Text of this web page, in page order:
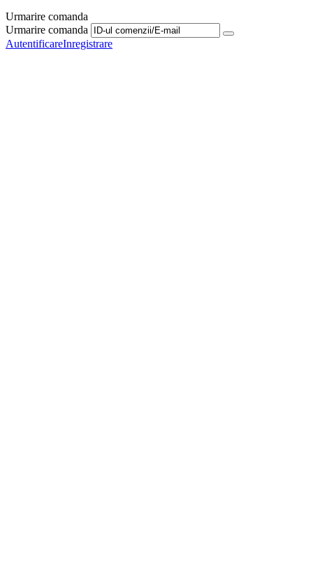
Urmarire comanda
Urmarire comanda
AutentificareInregistrare